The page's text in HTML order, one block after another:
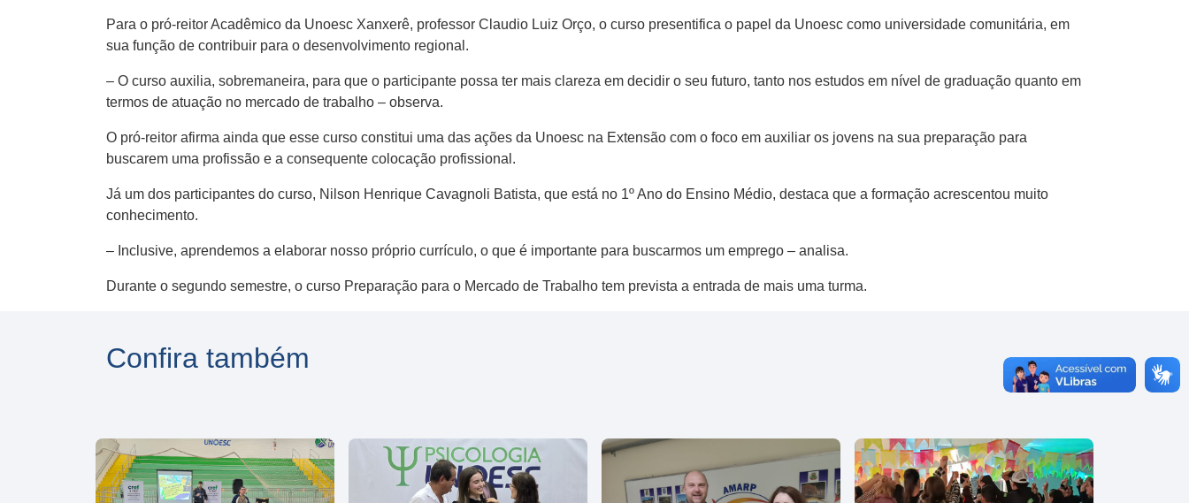
Para o pró-reitor Acadêmico da Unoesc Xanxerê, professor Claudio Luiz Orço, o curso presentifica o papel da Unoesc como universidade comunitária, em
sua função de contribuir para o desenvolvimento regional.
– O curso auxilia, sobremaneira, para que o participante possa ter mais clareza em decidir o seu futuro, tanto nos estudos em nível de graduação quanto em
termos de atuação no mercado de trabalho – observa.
O pró-reitor afirma ainda que esse curso constitui uma das ações da Unoesc na Extensão com o foco em auxiliar os jovens na sua preparação para
buscarem uma profissão e a consequente colocação profissional.
Já um dos participantes do curso, Nilson Henrique Cavagnoli Batista, que está no 1º Ano do Ensino Médio, destaca que a formação acrescentou muito
conhecimento.
– Inclusive, aprendemos a elaborar nosso próprio currículo, o que é importante para buscarmos um emprego – analisa.
Durante o segundo semestre, o curso Preparação para o Mercado de Trabalho tem prevista a entrada de mais uma turma.
Confira também